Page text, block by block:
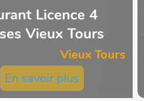
Licence 4
Vieux Tours
Vieux Tours
En savoir plus